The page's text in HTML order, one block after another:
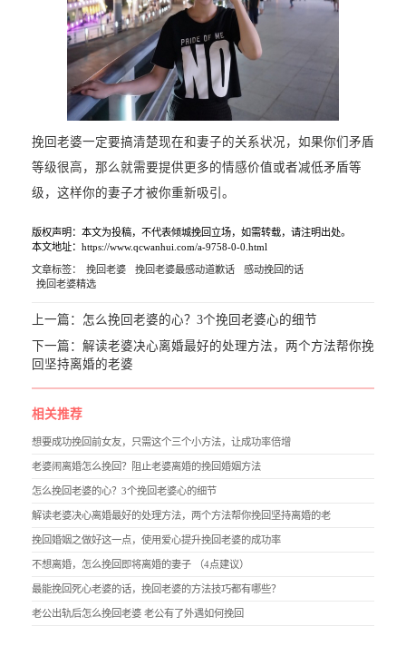
挽回老婆一定要搞清楚现在和妻子的关系状况，如果你们矛盾
等级很高，那么就需要提供更多的情感价值或者减低矛盾等
级，这样你的妻子才被你重新吸引。
版权声明：本文为投稿，不代表倾城挽回立场，如需转载，请注明出处。
本文地址：https://www.qcwanhui.com/a-9758-0-0.html
文章标签： 挽回老婆 挽回老婆最感动道歉话
感动挽回的话
挽回老婆精选
上一篇： 怎么挽回老婆的心？3个挽回老婆心的细节
下一篇： 解读老婆决心离婚最好的处理方法，两个方法帮你挽
回坚持离婚的老婆
相关推荐
想要成功挽回前女友，只需这个三个小方法，让成功率倍增
老婆闹离婚怎么挽回？阻止老婆离婚的挽回婚姻方法
怎么挽回老婆的心？3个挽回老婆心的细节
解读老婆决心离婚最好的处理方法，两个方法帮你挽回坚持离婚的老
挽回婚姻之做好这一点，使用爱心提升挽回老婆的成功率
不想离婚，怎么挽回即将离婚的妻子 （4点建议）
最能挽回死心老婆的话，挽回老婆的方法技巧都有哪些？
老公出轨后怎么挽回老婆 老公有了外遇如何挽回